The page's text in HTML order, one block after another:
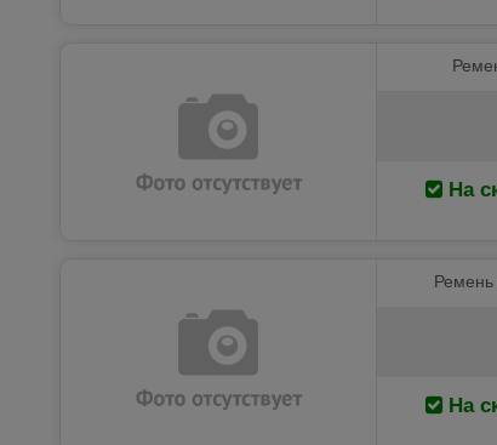
На
На